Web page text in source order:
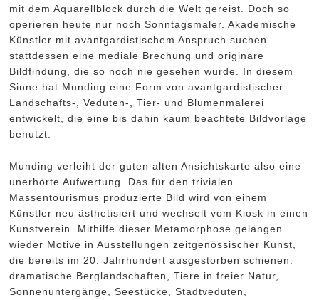
mit dem Aquarellblock durch die Welt gereist. Doch so
operieren heute nur noch Sonntagsmaler. Akademische
Künstler mit avantgardistischem Anspruch suchen
stattdessen eine mediale Brechung und originäre
Bildfindung, die so noch nie gesehen wurde. In diesem
Sinne hat Munding eine Form von avantgardistischer
Landschafts-, Veduten-, Tier- und Blumenmalerei
entwickelt, die eine bis dahin kaum beachtete Bildvorlage
benutzt.
Munding verleiht der guten alten Ansichtskarte also eine
unerhörte Aufwertung. Das für den trivialen
Massentourismus produzierte Bild wird von einem
Künstler neu ästhetisiert und wechselt vom Kiosk in einen
Kunstverein. Mithilfe dieser Metamorphose gelangen
wieder Motive in Ausstellungen zeitgenössischer Kunst,
die bereits im 20. Jahrhundert ausgestorben schienen:
dramatische Berglandschaften, Tiere in freier Natur,
Sonnenuntergänge, Seestücke, Stadtveduten,